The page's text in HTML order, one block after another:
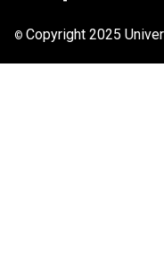
© Copyright 2025